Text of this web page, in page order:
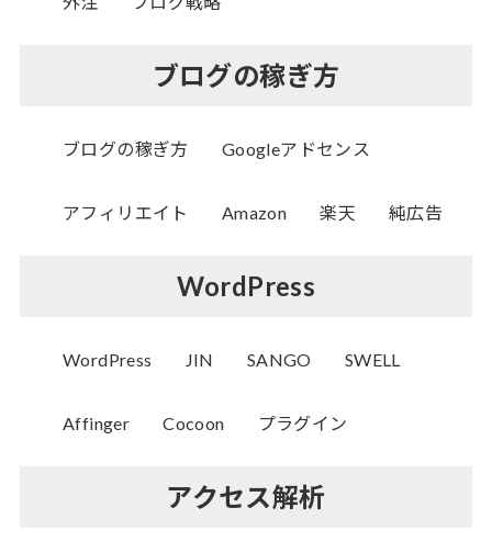
ブログの稼ぎ方
ブログの稼ぎ方 Googleアドセンス
アフィリエイト Amazon 楽天 純広告
WordPress
WordPress JIN SANGO SWELL
Affinger Cocoon プラグイン
アクセス解析